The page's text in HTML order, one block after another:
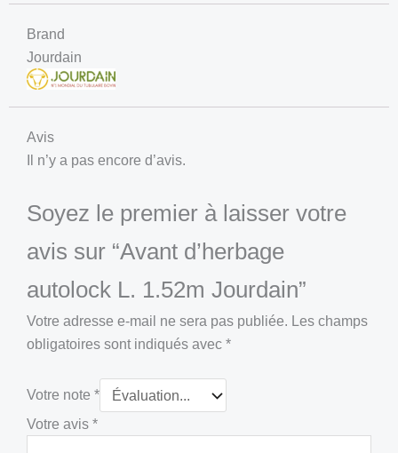
Brand
Jourdain
Avis
Il n’y a pas encore d’avis.
Soyez le premier à laisser votre
avis sur “Avant d’herbage
autolock L. 1.52m Jourdain”
Votre adresse e-mail ne sera pas publiée. Les champs
obligatoires sont indiqués avec *
Votre note *
Votre avis *